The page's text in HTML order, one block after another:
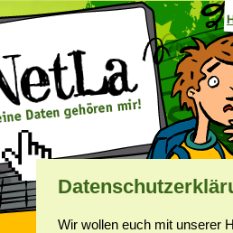
Wir wollen euch mit unserer